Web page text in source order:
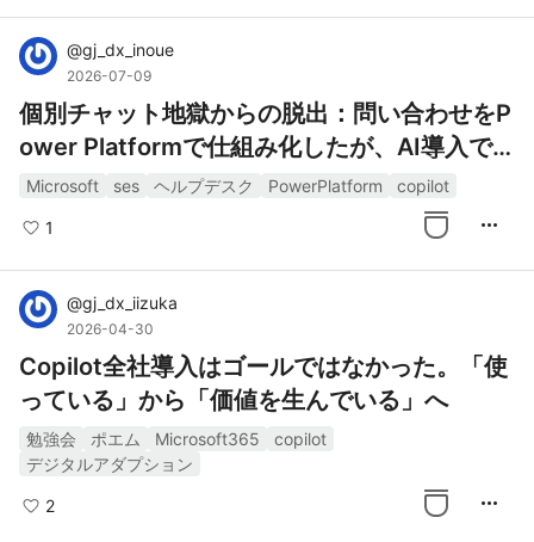
@gj_dx_inoue
2026-07-09
個別チャット地獄からの脱出：問い合わせをP
ower Platformで仕組み化したが、AI導入で
つまずいた話
Microsoft ses ヘルプデスク PowerPlatform copilot
1 more_horiz
@gj_dx_iizuka
2026-04-30
Copilot全社導入はゴールではなかった。「使
っている」から「価値を生んでいる」へ
勉強会 ポエム Microsoft365
copilot
デジタルアダプション
2 more_horiz